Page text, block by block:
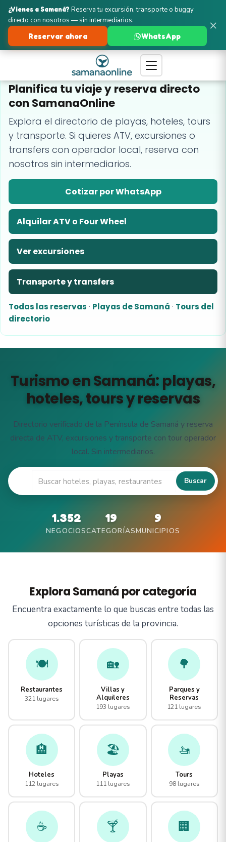
GUÍA Y RESERVAS EN SAMANÁ
Planifica tu viaje y reserva directo
con SamanaOnline
Explora el directorio de playas, hoteles, tours
y transporte. Si quieres ATV, excursiones o
transfers con operador local, reserva con
nosotros sin intermediarios.
Cotizar por WhatsApp
Alquilar ATV o Four Wheel
Ver excursiones
Transporte y transfers
Todas las reservas · Playas de Samaná · Tours del
directorio
Turismo en Samaná: playas,
hoteles, tours y reservas
Directorio verificado de la Península de Samaná y reserva
directa de ATV, excursiones y transporte con tour operador
local. Sin intermediarios.
Buscar
1.352
NEGOCIOS
19
CATEGORÍAS
9
MUNICIPIOS
Explora Samaná por categoría
Encuentra exactamente lo que buscas entre todas las
opciones turísticas de la provincia.
🍽️
Restaurantes
321 lugares
🏡
Villas y
Alquileres
193 lugares
🌳
Parques y
Reservas
121 lugares
🏨
Hoteles
112 lugares
🏖️
Playas
111 lugares
🚤
Tours
98 lugares
☕ 🍸 🏢
×
¿Vienes a Samaná? Reserva tu excursión, transporte o buggy
directo con nosotros — sin intermediarios.
Reservar ahora WhatsApp